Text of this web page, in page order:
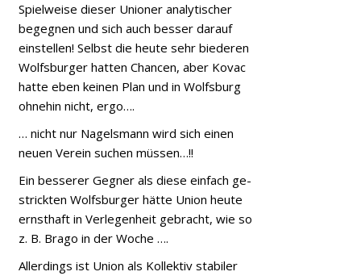
Spielweise dieser Unioner analytischer
begegnen und sich auch besser darauf
einstellen! Selbst die heute sehr biederen
Wolfsburger hatten Chancen, aber Kovac
hatte eben keinen Plan und in Wolfsburg
ohnehin nicht, ergo….
… nicht nur Nagelsmann wird sich einen
neuen Verein suchen müssen…!!
Ein besserer Gegner als diese einfach ge-
strickten Wolfsburger hätte Union heute
ernsthaft in Verlegenheit gebracht, wie so
z. B. Brago in der Woche ….
Allerdings ist Union als Kollektiv stabiler